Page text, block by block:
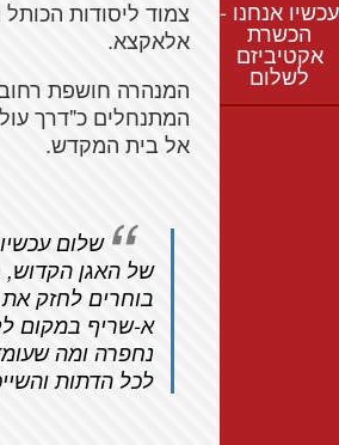
רשימת התנחלויות
מפת התנחלויות
עכשיו אנחנו -
הכשרת
אקטיביזם
לשלום
צמוד ליסודות
אלאקצא.
המנהרה חושפת
המתנחלים כ"דרך
אל בית המקדש.
שלום
בוחרים לחזק
א-שריף במקום
נחפרה ומה
לכל הדתות